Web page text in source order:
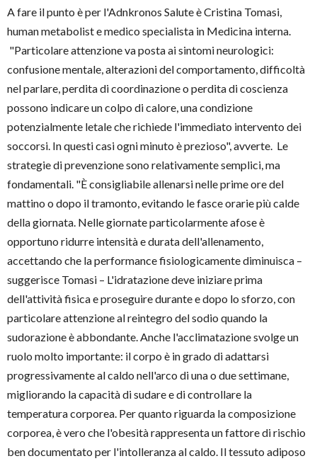
A fare il punto è per l'Adnkronos Salute è Cristina Tomasi,
human metabolist e medico specialista in Medicina interna.
"Particolare attenzione va posta ai sintomi neurologici:
confusione mentale, alterazioni del comportamento, difficoltà
nel parlare, perdita di coordinazione o perdita di coscienza
possono indicare un colpo di calore, una condizione
potenzialmente letale che richiede l'immediato intervento dei
soccorsi. In questi casi ogni minuto è prezioso", avverte. Le
strategie di prevenzione sono relativamente semplici, ma
fondamentali. "È consigliabile allenarsi nelle prime ore del
mattino o dopo il tramonto, evitando le fasce orarie più calde
della giornata. Nelle giornate particolarmente afose è
opportuno ridurre intensità e durata dell'allenamento,
accettando che la performance fisiologicamente diminuisca –
suggerisce Tomasi – L'idratazione deve iniziare prima
dell'attività fisica e proseguire durante e dopo lo sforzo, con
particolare attenzione al reintegro del sodio quando la
sudorazione è abbondante. Anche l'acclimatazione svolge un
ruolo molto importante: il corpo è in grado di adattarsi
progressivamente al caldo nell'arco di una o due settimane,
migliorando la capacità di sudare e di controllare la
temperatura corporea. Per quanto riguarda la composizione
corporea, è vero che l'obesità rappresenta un fattore di rischio
ben documentato per l'intolleranza al caldo. Il tessuto adiposo